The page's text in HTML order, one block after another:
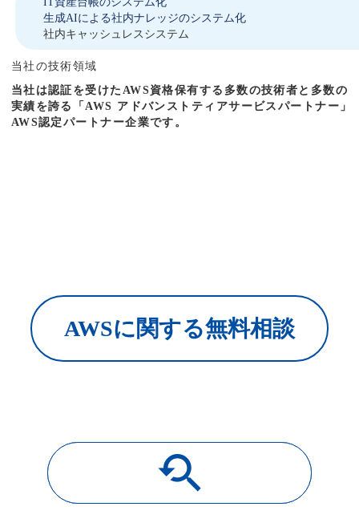
生成AIによる社内ナレッジのシステム化
社内キャッシュレスシステム
当社の技術領域
当社は認証を受けたAWS資格保有する多数の技術者と多数の
実績を誇る「AWS アドバンストティアサービスパートナー」
AWS認定パートナー企業です。
AWSに関する無料相談
導入事例一覧
youtube_searched_for